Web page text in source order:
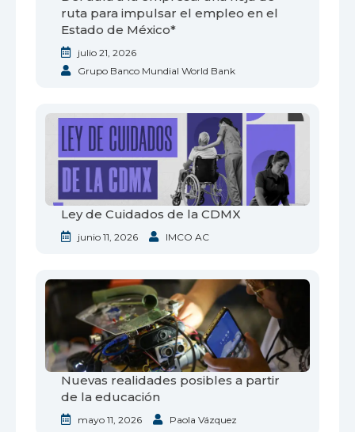
ruta para impulsar el empleo en el
Estado de México*
julio 21, 2026
Grupo Banco Mundial World Bank
Ley de Cuidados de la CDMX
junio 11, 2026 IMCO AC
Nuevas realidades posibles a partir
de la educación
mayo 11, 2026 Paola Vázquez